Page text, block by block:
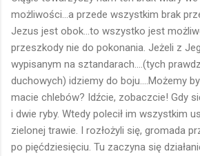
możliwości...a przede wszystkim brak
Jezus jest obok...to wszystko jest
przeszkody nie do pokonania. Jeżeli z
wypisanym na sztandarach....(tych
duchowych) idziemy do boju....Możemy
macie chlebów? Idźcie, zobaczcie! Gdy
i dwie ryby. Wtedy polecił im wszystkim
zielonej trawie. I rozłożyli się, gromada
po pięćdziesięciu. Tu zaczyna się